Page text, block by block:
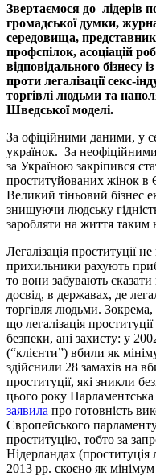
Звертаємося до лідерів
громадської думки,
середовища,
профспілок, асоціацій
відповідального бізнесу
проти легалізації секс-
торгівлі людьми та
Шведської моделі.
За офіційними даними, у
українок. За
за Україною закріпився
проституйованих жінок в
Великий тіньовий бізнес
знищуючи людську
заробляти на життя таким
Легалізація проституції
прихильники рахують
то вони забувають
досвід, в державах, де
торгівля людьми.
що легалізація
безпеки, ані захисту: у
(“клієнти”) вбили як
здійснили 28 замахів на
проституції, які зникли
цього року
заявила про готовність
Європейського
проституцію, тобто за
Нідерландах (проституція
2013 рр. скоєно як